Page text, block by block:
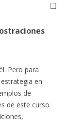
Pero para
en
de
de este curso